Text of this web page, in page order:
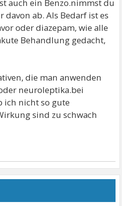
auch ein Benzo.nimmst du
davon ab. Als Bedarf ist es
oder diazepam, wie alle
Behandlung gedacht,
die man anwenden
neuroleptika.bei
ich nicht so gute
sind zu schwach